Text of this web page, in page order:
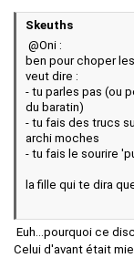
Skeuths
@Oni :
ben pour choper
veut dire :
- tu parles pas (ou
du baratin)
- tu fais des trucs
archi moches
- tu fais le sourire
la fille qui te dira
Euh...pourquoi ce
Celui d'avant était